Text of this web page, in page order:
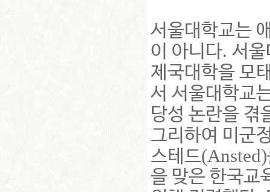
서울대학교는
이 아니다. 서
제국대학을 모
서 서울대학교
당성 논란을 겪
그리하여 미군
스테드(Ansted)
을 맞은 한국교